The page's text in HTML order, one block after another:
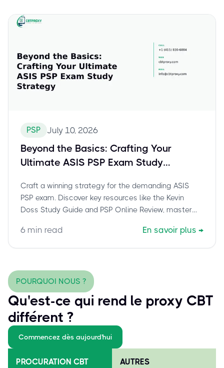
PSP July 10, 2026
Beyond the Basics: Crafting Your
Ultimate ASIS PSP Exam Study
Craft a winning strategy for the demanding ASIS
PSP exam. Discover key resources like the Kevin
Doss Study Guide and PSP Online Review, master
a personalized study plan to achieve your Physical
Security Professional certification.
6 min read En savoir plus →
POURQUOI NOUS ?
Qu'est-ce qui rend le proxy CBT
différent ?
Commencez dès aujourd'hui
PROCURATION CBT AUTRES